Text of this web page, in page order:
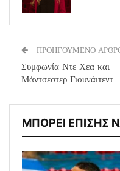
ΠΡΟΗΓΟΥΜΕΝΟ
Συμφωνία Ντε Χεα και
Μάντσεστερ Γιουνάιτεντ
ΜΠΟΡΕΙ ΕΠΙΣΗΣ